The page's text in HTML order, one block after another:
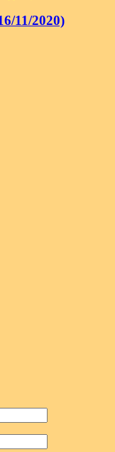
11/2020)